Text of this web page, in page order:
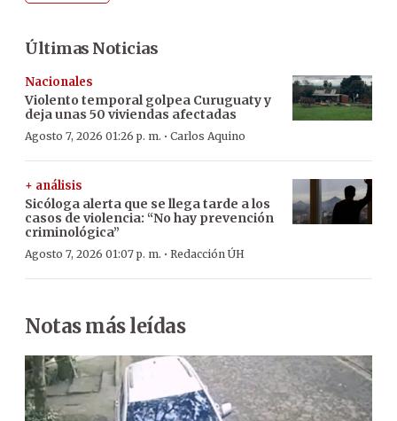
Últimas Noticias
Nacionales
Violento temporal golpea Curuguaty y
deja unas 50 viviendas afectadas
Agosto 7, 2026 01:26 p. m. · Carlos Aquino
+ análisis
Sicóloga alerta que se llega tarde a los
casos de violencia: “No hay prevención
criminológica”
Agosto 7, 2026 01:07 p. m. · Redacción ÚH
Notas más leídas